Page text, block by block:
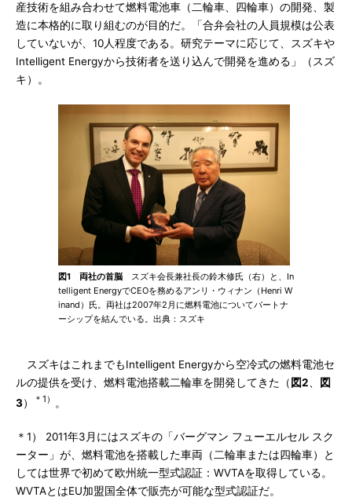
産技術を組み合わせて燃料電池車（二輪車、四輪車）の開発、製
造に本格的に取り組むのが目的だ。「合弁会社の人員規模は公表
していないが、10人程度である。研究テーマに応じて、スズキや
Intelligent Energyから技術者を送り込んで開発を進める」（スズ
キ）。
図1 両社の首脳 スズキ会長兼社長の鈴木修氏（右）と、In
telligent EnergyでCEOを務めるアンリ・ウィナン（Henri W
inand）氏。両社は2007年2月に燃料電池についてパートナ
ーシップを結んでいる。出典：スズキ
スズキはこれまでもIntelligent Energyから空冷式の燃料電池セ
ルの提供を受け、燃料電池搭載二輪車を開発してきた（ 図2
図
3） ＊1） 。
＊1） 2011年3月にはスズキの「バーグマン フューエルセル スク
ーター」が、燃料電池を搭載した車両（二輪車または四輪車）と
しては世界で初めて欧州統一型式認証：WVTAを取得している。
WVTAとはEU加盟国全体で販売が可能な型式認証だ。